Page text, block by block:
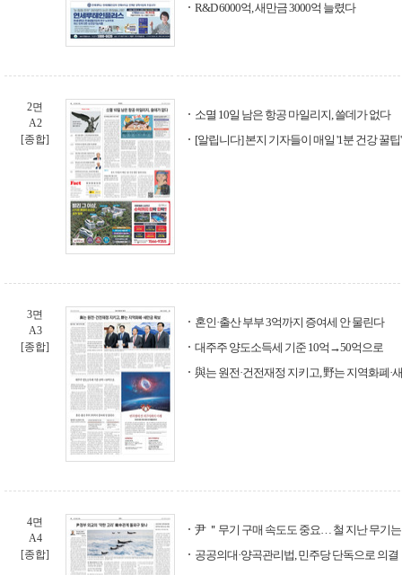
R&D 6000억, 새만금 3000억 늘렸다
2면
A2
[종합]
소멸 10일 남은 항공 마일리지, 쓸데가 없다
[알립니다] 본지 기자들이 매일 '1분 건강 꿀
3면
A3
[종합]
혼인·출산 부부 3억까지 증여세 안 물린다
대주주 양도소득세 기준 10억→50억으로
與는 원전·건전재정 지키고, 野는 지역화폐·
4면
A4
[종합]
尹 ＂무기 구매 속도도 중요… 철 지난 무기
공공의대·양곡관리법, 민주당 단독으로 의결